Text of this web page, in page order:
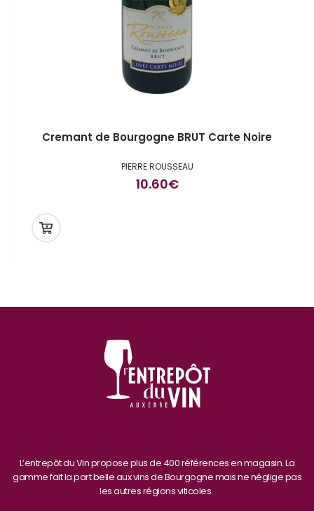
Cremant de Bourgogne BRUT Carte Noire
PIERRE ROUSSEAU
10.60€
L’entrepôt du Vin propose plus de 400 références en magasin. La
gamme fait la part belle aux vins de Bourgogne mais ne néglige pas
les autres régions viticoles.